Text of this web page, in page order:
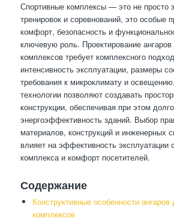
Спортивные комплексы — это не просто
тренировок и соревнований, это особые
комфорт, безопасность и
ключевую роль. Проектирование
комплексов требует комплексного
интенсивность эксплуатации, размеры
требования к микроклимату и
технологии позволяют создавать
конструкции, обеспечивая при этом
энергоэффективность зданий. Выбор
материалов, конструкций и инженерных
влияет на эффективность эксплуатации
комплекса и комфорт посетителей.
Содержание
Конструктивные особенности
комплексов